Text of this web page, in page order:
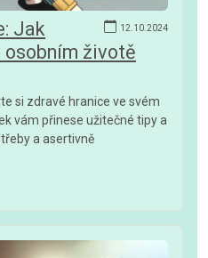
12.10.2024
Jak
životě
si zdravé hranice ve svém
vám přinese užitečné tipy a
a asertivně